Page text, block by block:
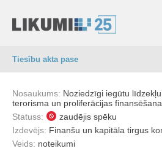
Tiesību akta pase
Nosaukums: Noziedzīgi iegūtu
terorisma un proliferācijas
Statuss:
zaudējis spēku
Izdevējs: Finanšu un kapitāla tirgus
Veids: noteikumi